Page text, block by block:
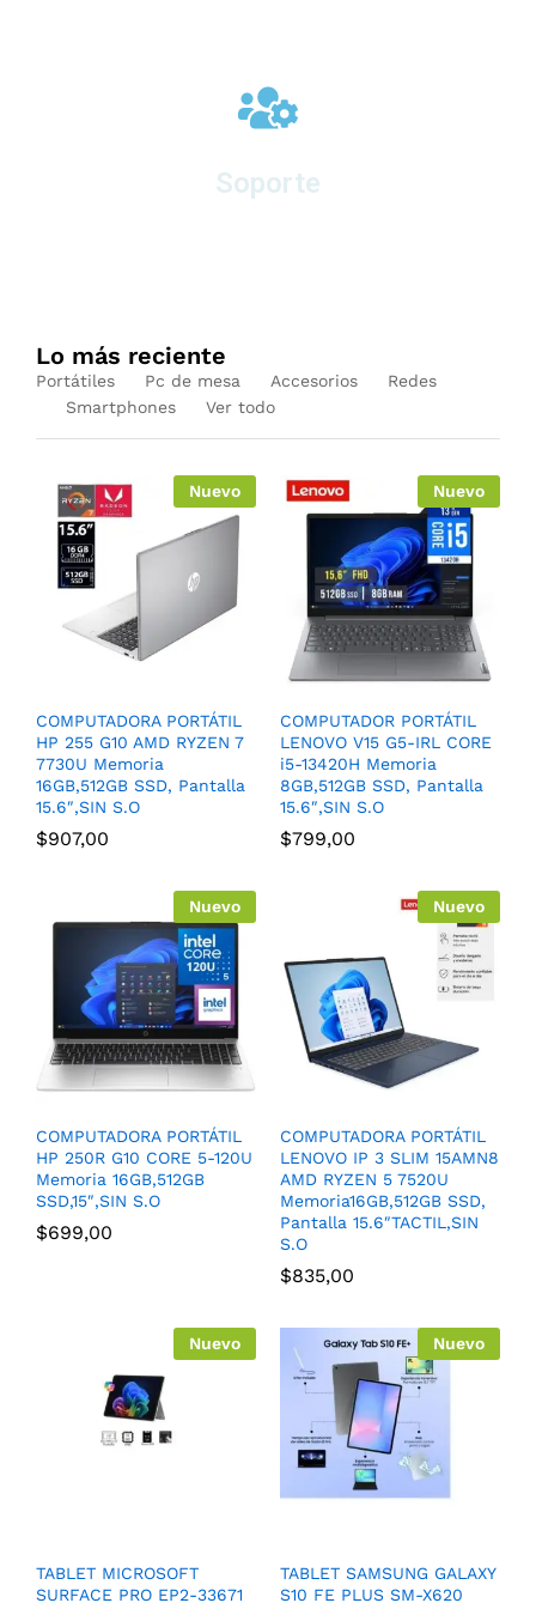
Soporte
Lo más reciente
Portátiles Pc de mesa Accesorios
Redes
Smartphones
Ver todo
Nuevo
COMPUTADORA PORTÁTIL
HP 255 G10 AMD RYZEN 7
7730U Memoria
16GB,512GB SSD, Pantalla
15.6″,SIN S.O
$907,00
Nuevo
COMPUTADOR PORTÁTIL
LENOVO V15 G5-IRL CORE
i5-13420H Memoria
8GB,512GB SSD, Pantalla
15.6″,SIN S.O
$799,00
Nuevo
COMPUTADORA PORTÁTIL
HP 250R G10 CORE 5-120U
Memoria 16GB,512GB
SSD,15″,SIN S.O
$699,00
Nuevo
COMPUTADORA PORTÁTIL
LENOVO IP 3 SLIM 15AMN8
AMD RYZEN 5 7520U
Memoria16GB,512GB SSD,
Pantalla 15.6″TACTIL,SIN
S.O
$835,00
Nuevo
TABLET MICROSOFT
SURFACE PRO EP2-33671
Nuevo
TABLET SAMSUNG GALAXY
S10 FE PLUS SM-X620